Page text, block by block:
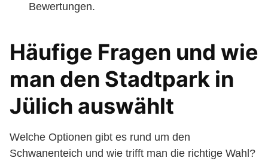
Bewertungen.
Häufige Fragen und wie
man den Stadtpark in
Jülich auswählt
Welche Optionen gibt es rund um den
Schwanenteich und wie trifft man die richtige Wahl?